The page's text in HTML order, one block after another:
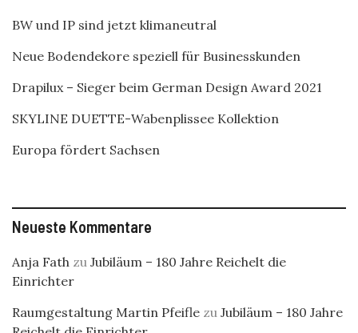
BW und IP sind jetzt klimaneutral
Neue Bodendekore speziell für Businesskunden
Drapilux – Sieger beim German Design Award 2021
SKYLINE DUETTE-Wabenplissee Kollektion
Europa fördert Sachsen
Neueste Kommentare
Anja Fath zu Jubiläum – 180 Jahre Reichelt die
Einrichter
Raumgestaltung Martin Pfeifle zu Jubiläum – 180 Jahre